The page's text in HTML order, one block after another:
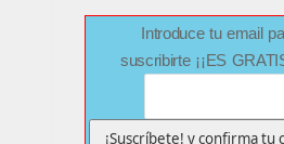
Introduce tu email
suscribirte ¡¡ES